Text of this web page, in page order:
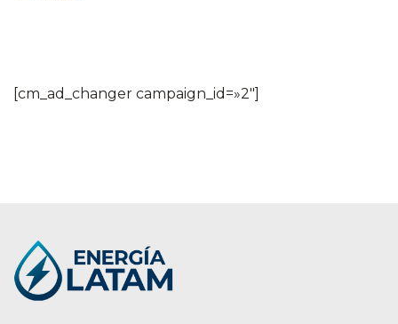
[cm_ad_changer campaign_id=»2″]